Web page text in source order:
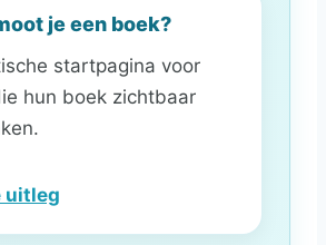
je een boek?
startpagina voor
hun boek zichtbaar
uitleg